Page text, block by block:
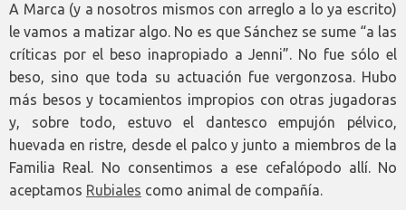
A Marca (y a nosotros mismos con arreglo a lo ya escrito)
le vamos a matizar algo. No es que Sánchez se sume “a las
críticas por el beso inapropiado a Jenni”. No fue sólo el
beso, sino que toda su actuación fue vergonzosa. Hubo
más besos y tocamientos impropios con otras jugadoras
y, sobre todo, estuvo el dantesco empujón pélvico,
huevada en ristre, desde el palco y junto a miembros de la
Familia Real. No consentimos a ese cefalópodo allí. No
aceptamos Rubiales como animal de compañía.